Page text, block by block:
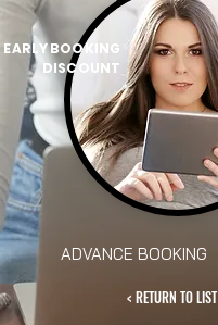
EARLY BOOKING
DISCOUNT
ADVANCE BOOKING
< RETURN TO LIST